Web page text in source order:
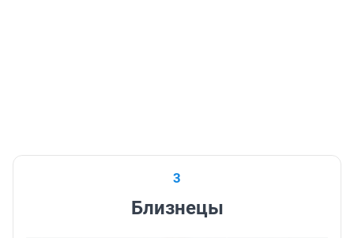
3
Близнецы